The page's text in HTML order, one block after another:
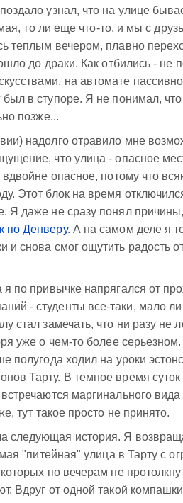
узнал, что на улице
то ли еще что-то, и мы с
теплым вечером, плавно
до драки. Как отбились - не
на автомате
в ступоре. Я не понимал, что
позже...
надолго отравило мне
что улица - опасное
опасное, потому что
Этот блок на время
Я даже не сразу понял
по Денверу. А на самом деле я
и снова смог ощутить радость
по привычке напрягался от
- студенты все-таки, мало
стал замечать, что ни разу не
уже о чем-то более серьезном.
полугода ходил на уроки
Тарту. В темное время суток
маргинального вида
тут такое просто не принято.
следующая история. Я
"питейная" улица в Тарту с
по вечерам не
Вдруг от одной такой компашки